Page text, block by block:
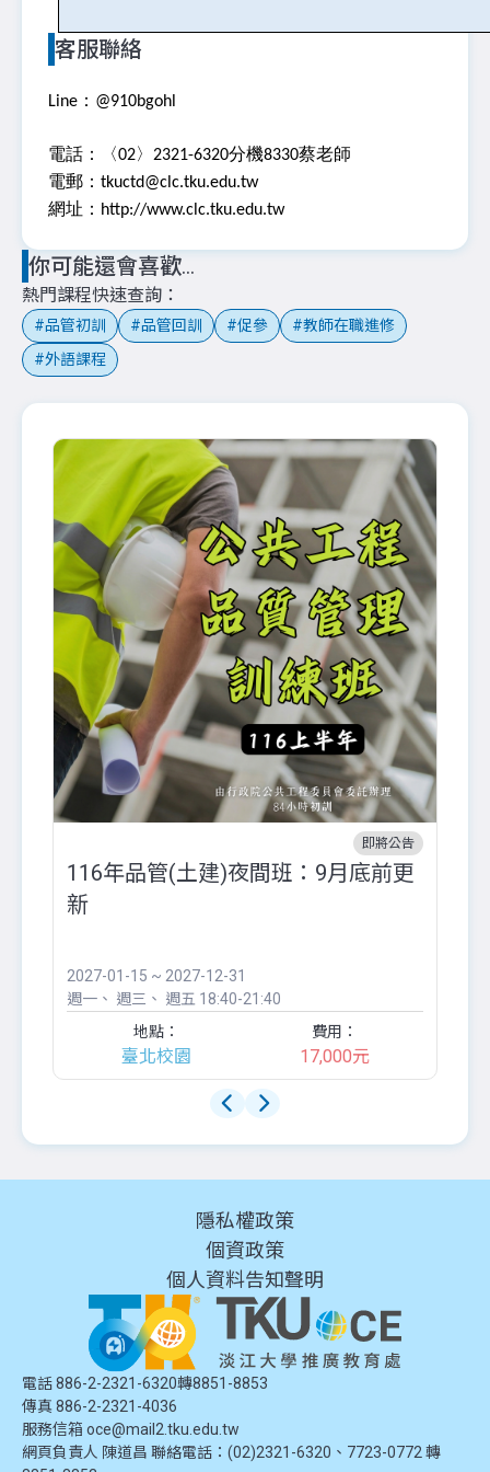
客服聯絡
Line：@910bgohl
電話：〈02〉2321-6320分機8330蔡老師
電郵：tkuctd@clc.tku.edu.tw
網址：http://www.clc.tku.edu.tw
你可能還會喜歡...
熱門課程快速查詢
品管初訓 品管回訓 促參
教師在職進修
外語課程
即將公告
116年品管(土建)夜間班：9月底前更
新
2027-01-15 ~ 2027-12-31
週一
週三 週五 18:40-21:40
地點：
臺北校園
費用：
17,000元
隱私權政策
個資政策
個人資料告知聲明
電話 886-2-2321-6320轉8851-8853
傳真 886-2-2321-4036
服務信箱 oce@mail2.tku.edu.tw
網頁負責人 陳道昌 聯絡電話：(02)2321-6320、7723-0772 轉